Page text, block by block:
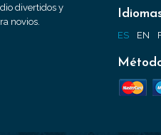
divertidos y
novios.
ES EN